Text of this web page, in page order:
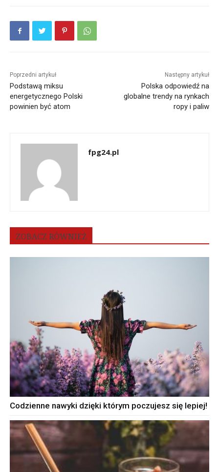
Poprzedni artykuł
Podstawą miksu
energetycznego Polski
powinien być atom
Następny artykuł
Polska odpowiedź na
globalne trendy na rynkach
ropy i paliw
fpg24.pl
ZOBACZ RÓWNIEŻ
Codzienne nawyki dzięki którym poczujesz się lepiej!